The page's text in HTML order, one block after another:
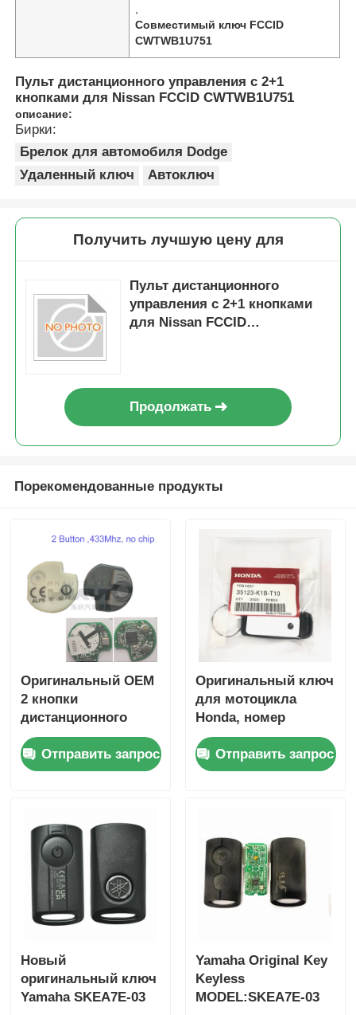
Главная страница
Продукция
Совместимый ключ FCCID
CWTWB1U751
Пульт дистанционного управления с 2+1
кнопками для Nissan FCCID CWTWB1U751
описание:
Бирки:
Брелок для автомобиля Dodge
Удаленный ключ
Автоключ
Получить лучшую цену для
Пульт дистанционного
управления с 2+1 кнопками
для Nissan FCCID
Продолжать
Порекомендованные продукты
Оригинальный OEM
2 кнопки
дистанционного
управления 433,87
МГц FSK для Su-zuki
Jim-ny 2005-2017 без
для оптовой
продажи,
минимальный заказ
50 шт.
Отправить запрос
Оригинальный ключ
для мотоцикла
Honda, номер
детали: 35123-K1B-
T10, трехкнопочный,
FSK433.92MHz, чип
Отправить запрос
Новый
оригинальный ключ
Yamaha SKEA7E-03
Yamaha Original Key
Keyless
MODEL:SKEA7E-03